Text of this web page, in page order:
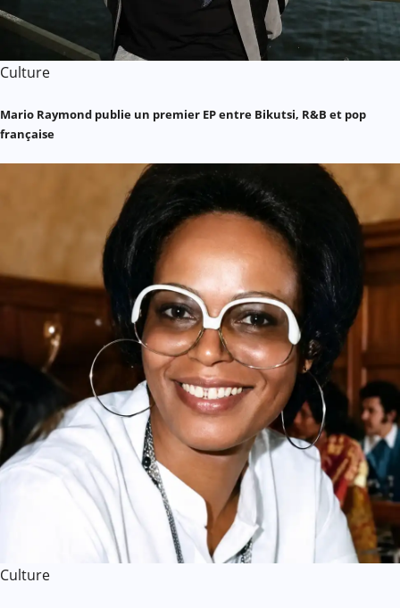
Culture
Mario Raymond publie un premier EP entre Bikutsi, R&B et pop
française
Culture